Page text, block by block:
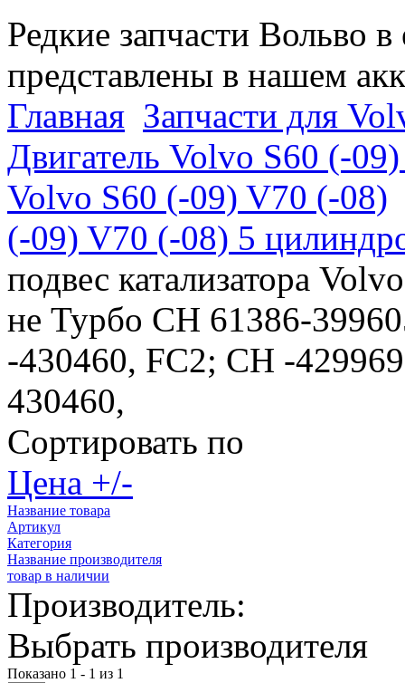
Редкие запчасти Вольво
представлены в нашем
Главная Запчасти для
Двигатель Volvo S60 (-
Volvo S60 (-09) V70 (-08)
(-09) V70 (-08) 5
подвес катализатора
не Турбо CH 61386-
-430460, FC2; CH -
430460,
Сортировать по
Цена +/-
Название товара
Артикул
Категория
Название производителя
товар в наличии
Производитель:
Выбрать производителя
Показано 1 - 1 из 1